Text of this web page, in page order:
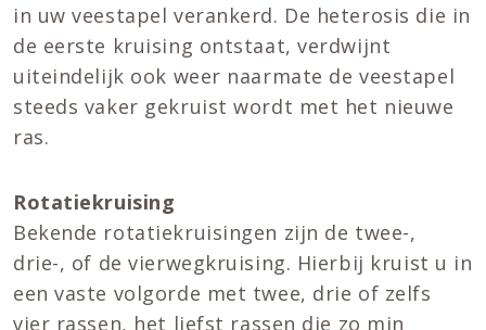
in uw veestapel verankerd. De heterosis die in
de eerste kruising ontstaat, verdwijnt
uiteindelijk ook weer naarmate de veestapel
steeds vaker gekruist wordt met het nieuwe
ras.
Rotatiekruising
Bekende rotatiekruisingen zijn de twee-,
drie-, of de vierwegkruising. Hierbij kruist u in
een vaste volgorde met twee, drie of zelfs
vier rassen, het liefst rassen die zo min